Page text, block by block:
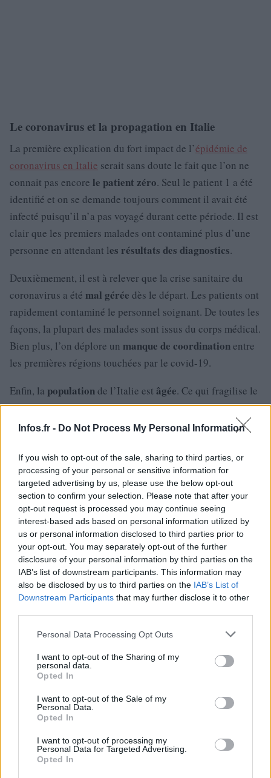
Infos.fr - Do Not Process My Personal Information
If you wish to opt-out of the sale, sharing to third parties, or
processing of your personal or sensitive information for
targeted advertising by us, please use the below opt-out
section to confirm your selection. Please note that after your
opt-out request is processed you may continue seeing
interest-based ads based on personal information utilized by
us or personal information disclosed to third parties prior to
your opt-out. You may separately opt-out of the further
disclosure of your personal information by third parties on the
IAB’s list of downstream participants. This information may
also be disclosed by us to third parties on the IAB’s List of
Downstream Participants that may further disclose it to other
Please note that this website/app uses one or more Google
not limited to your visit or usage behaviour. You may click to
grant or deny consent to Google and its third-party tags to
use your data for below specified purposes in below Google
consent section.
Personal Data Processing Opt Outs
I want to opt-out of the Sharing of my
personal data.
Opted In
I want to opt-out of the Sale of my
Personal Data.
Opted In
I want to opt-out of processing my
Personal Data for Targeted Advertising.
Opted In
Le coronavirus et la propagation en Italie
La première explication du fort impact de l’épidémie de
coronavirus en Italie serait sans doute le fait que l’on ne
connait pas encore le patient zéro. Seul le patient 1 a été
identifié et on se demande toujours comment il avait été
infecté puisqu’il n’a pas voyagé durant cette période. Il est
clair que les premiers malades ont contaminé plus d’une
personne en attendant les résultats des diagnostics.
Deuxièmement, il est à relever que la crise sanitaire du
coronavirus a été mal gérée dès le départ. Les patients ont
rapidement contaminé le personnel soignant. De toutes les
façons, la plupart des malades sont issus du corps médical.
Bien plus, l’on déplore un manque de coordinationentre
les premières régions touchées par le covid-19.
Enfin, la populationde l’Italie est âgée. Ce qui fragilise le
pays dans sa lutte contre la diffusion de l’épidémie virale.
D’ailleurs, les premières victimes du Covid-19 sont les
Lucie Bernard